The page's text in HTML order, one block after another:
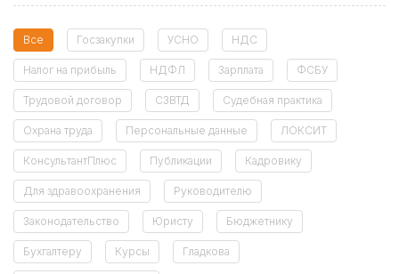
Все Госзакупки УСНО НДС
Налог на прибыль НДФЛ Зарплата ФСБУ
Трудовой договор СЗВТД Судебная практика
Охрана труда Персональные данные ЛОКСИТ
КонсультантПлюс Публикации Кадровику
Для здравоохранения Руководителю
Законодательство Юристу Бюджетнику
Бухгалтеру Курсы Гладкова